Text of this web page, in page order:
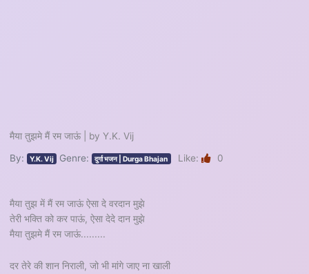
मैया तुझमे मैं रम जाऊं | by Y.K. Vij
By: Y.K. Vij Genre: दुर्गा भजन | Durga Bhajan Like: 0
मैया तुझ में मैं रम जाऊं ऐसा दे वरदान मुझे
तेरी भक्ति को कर पाऊं, ऐसा देदे दान मुझे
मैया तुझमे मैं रम जाऊं.........
दर तेरे की शान निराली, जो भी मांगे जाए ना खाली